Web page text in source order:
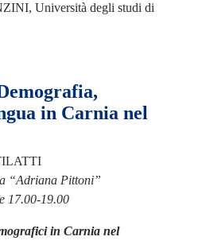
Università degli studi di
in Carnia nel
“Adriana Pittoni”
17.00-19.00
in Carnia nel